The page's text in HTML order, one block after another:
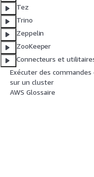
Tez
Trino
Zeppelin
ZooKeeper
Connecteurs et
Exécuter des
sur un cluster
AWS Glossaire